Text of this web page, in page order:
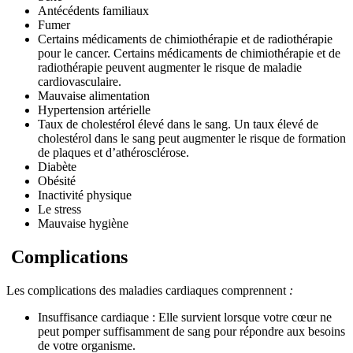
Antécédents familiaux
Fumer
Certains médicaments de chimiothérapie et de radiothérapie
pour le cancer. Certains médicaments de chimiothérapie et de
radiothérapie peuvent augmenter le risque de maladie
cardiovasculaire.
Mauvaise alimentation
Hypertension artérielle
Taux de cholestérol élevé dans le sang. Un taux élevé de
cholestérol dans le sang peut augmenter le risque de formation
de plaques et d’athérosclérose.
Diabète
Obésité
Inactivité physique
Le stress
Mauvaise hygiène
Complications
Les complications des maladies cardiaques comprennent :
Insuffisance cardiaque : Elle survient lorsque votre cœur ne
peut pomper suffisamment de sang pour répondre aux besoins
de votre organisme.